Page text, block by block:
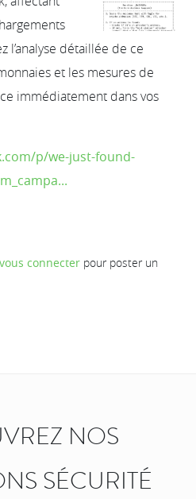
l’analyse détaillée de ce
et les mesures de
immédiatement dans vos
p/we-just-found-
vous connecter pour poster un
NOS
SÉCURITÉ